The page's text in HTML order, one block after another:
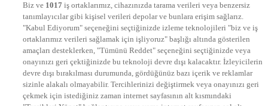
STAR
EURO STAR
KRAL POP TV
DYG Radyolar
NTV RADYO
KRAL FM
KRAL POP
EKSEN
VOYAGE
Biz ve 1017 iş ortaklarımız, cihazınızda tarama verileri veya benzersiz
tanımlayıcılar gibi kişisel verileri depolar ve bunlara erişim sağlarız.
"Kabul Ediyorum" seçeneğini seçtiğinizde izleme teknolojileri "biz ve iş
ortaklarımız verileri sağlamak için işliyoruz" başlığı altında gösterilen
amaçları desteklerken, "Tümünü Reddet" seçeneğini seçtiğinizde veya
onayınızı geri çektiğinizde bu teknoloji devre dışı kalacaktır. İzleyicilerin
devre dışı bırakılması durumunda, gördüğünüz bazı içerik ve reklamlar
sizinle alakalı olmayabilir. Tercihlerinizi değiştirmek veya onayınızı geri
çekmek için istediğiniz zaman internet sayfasının alt kısmındaki